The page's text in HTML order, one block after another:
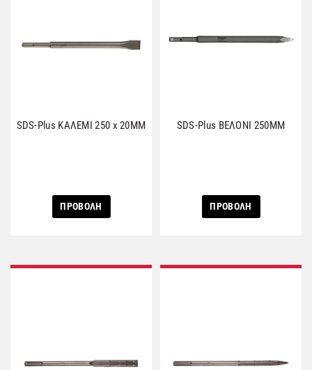
SDS-Plus ΚΑΛΕΜΙ 250 x 20MM
ΠΡΟΒΟΛΗ
SDS-Plus ΒΕΛΟΝΙ 250MM
ΠΡΟΒΟΛΗ